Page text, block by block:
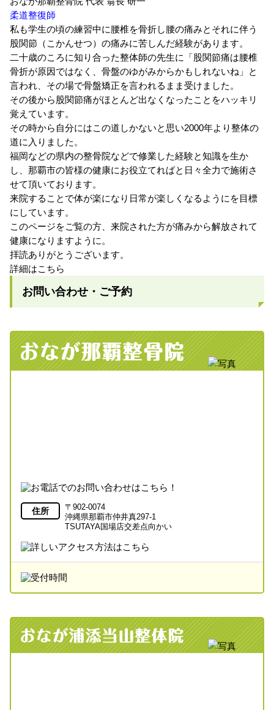
柔道整復師
私も学生の頃の練習中に腰椎を骨折し腰の痛みとそれに伴う
股関節（こかんせつ）の痛みに苦しんだ経験があります。
二十歳のころに知り合った整体師の先生に「股関節痛は腰椎
骨折が原因ではなく、骨盤のゆがみからかもしれないね」と
言われ、その場で骨盤矯正を言われるまま受けました。
その後から股関節痛がほとんど出なくなったことをハッキリ
覚えています。
その時から自分にはこの道しかないと思い2000年より整体の
道に入りました。
福岡などの県内の整骨院などで修業した経験と知識を生か
し、那覇市の皆様の健康にお役立てればと日々全力で施術さ
せて頂いております。
来院することで体が楽になり日常が楽しくなるようにを目標
にしています。
このページをご覧の方、来院された方が痛みから解放されて
健康になりますように。
拝読ありがとうございます。
詳細はこちら
お問い合わせ・ご予約
住所
〒902-0074
沖縄県那覇市仲井真297-1
TSUTAYA国場店交差点向かい